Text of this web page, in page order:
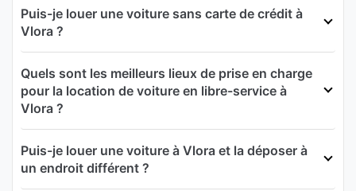
Puis-je louer une voiture sans carte de crédit à
Vlora ?
Quels sont les meilleurs lieux de prise en charge
pour la location de voiture en libre-service à
Vlora ?
Puis-je louer une voiture à Vlora et la déposer à
un endroit différent ?